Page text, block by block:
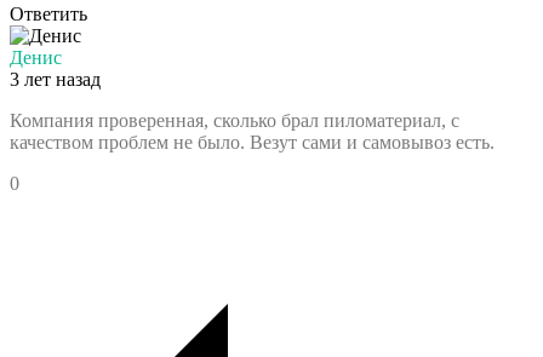
Ответить
Денис
3 лет назад
Компания проверенная, сколько брал пиломатериал, с
качеством проблем не было. Везут сами и самовывоз есть.
0